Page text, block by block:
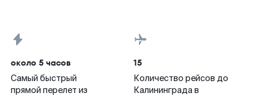
около 5 часов
Самый быстрый
прямой перелет из
15
Количество рейсов до
Калининграда в